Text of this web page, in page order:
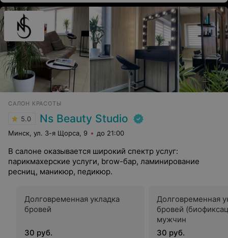
САЛОН КРАСОТЫ
5.0 Ns Beauty Studio
Минск, ул. 3-я Щорса, 9 до 21:00
В салоне оказывается широкий спектр услуг:
парикмахерские услуги, brow-бар, ламинирование
ресниц, маникюр, педикюр.
Долговременная укладка
бровей
30 руб.
Долговременная
бровей
мужчин
30 руб.